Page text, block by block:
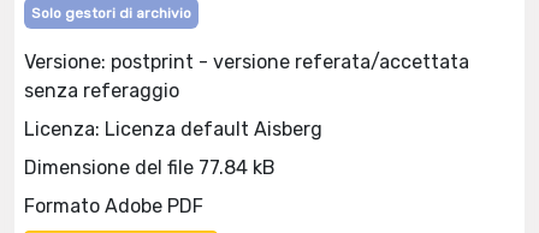
Solo gestori di archivio
Versione: postprint - versione referata/accettata
senza referaggio
Licenza: Licenza default Aisberg
Dimensione del file 77.84 kB
Formato Adobe PDF